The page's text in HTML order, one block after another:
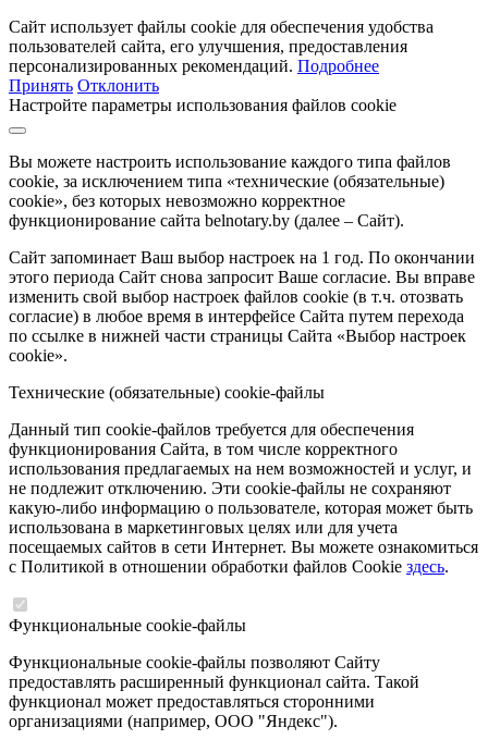
Сайт использует файлы cookie для обеспечения удобства
пользователей сайта, его улучшения, предоставления
персонализированных рекомендаций. Подробнее
Принять Отклонить
Настройте параметры использования файлов cookie
Вы можете настроить использование каждого типа файлов
cookie, за исключением типа «технические (обязательные)
cookie», без которых невозможно корректное
функционирование сайта belnotary.by (далее – Сайт).
Сайт запоминает Ваш выбор настроек на 1 год. По окончании
этого периода Сайт снова запросит Ваше согласие. Вы вправе
изменить свой выбор настроек файлов cookie (в т.ч. отозвать
согласие) в любое время в интерфейсе Сайта путем перехода
по ссылке в нижней части страницы Сайта «Выбор настроек
cookie».
Технические (обязательные) cookie-файлы
Данный тип cookie-файлов требуется для обеспечения
функционирования Сайта, в том числе корректного
использования предлагаемых на нем возможностей и услуг, и
не подлежит отключению. Эти cookie-файлы не сохраняют
какую-либо информацию о пользователе, которая может быть
использована в маркетинговых целях или для учета
посещаемых сайтов в сети Интернет. Вы можете ознакомиться
с Политикой в отношении обработки файлов Cookie здесь.
Функциональные cookie-файлы
Функциональные cookie-файлы позволяют Сайту
предоставлять расширенный функционал сайта. Такой
функционал может предоставляться сторонними
организациями (например, ООО "Яндекс").